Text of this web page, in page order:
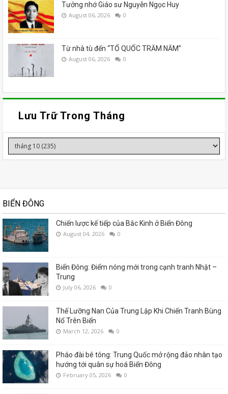
Tưởng nhớ Giáo sư Nguyễn Ngọc Huy
August 06, 2026 0
Từ nhà tù đến “TỔ QUỐC TRĂM NĂM”
August 06, 2026 0
Lưu Trữ Trong Tháng
BIỂN ĐÔNG
Chiến lược kế tiếp của Bắc Kinh ở Biển Đông
August 04, 2026 0
Biển Đông: Điểm nóng mới trong cạnh tranh Nhật –
Trung
July 06, 2026 0
Thế Lưỡng Nan Của Trung Lập Khi Chiến Tranh Bùng
Nổ Trên Biển
March 12, 2026 0
Pháo đài bê tông: Trung Quốc mở rộng đảo nhân tạo
hướng tới quân sự hoá Biển Đông
February 05, 2026 0